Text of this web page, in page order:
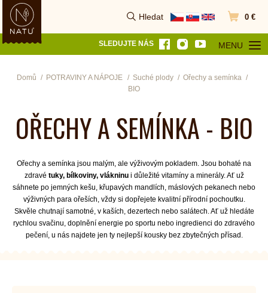
Hledat
Vyhledat Přejít do
0 €
SLEDUJTE NÁS MENU
OTEVŘÍT
Domů POTRAVINY A NÁPOJE Suché plody
Ořechy a semínka
BIO
OŘECHY A SEMÍNKA - BIO
Ořechy a semínka jsou malým, ale výživovým pokladem. Jsou bohaté na
zdravé tuky, bílkoviny, vlákninu i důležité vitamíny a minerály. Ať už
sáhnete po jemných kešu, křupavých mandlích, máslových pekanech nebo
výživných para ořeších, vždy si dopřejete kvalitní přírodní pochoutku.
Skvěle chutnají samotné, v kaších, dezertech nebo salátech. Ať už hledáte
rychlou svačinu, doplnění energie po sportu nebo ingredienci do zdravého
pečení, u nás najdete jen ty nejlepší kousky bez zbytečných přísad.